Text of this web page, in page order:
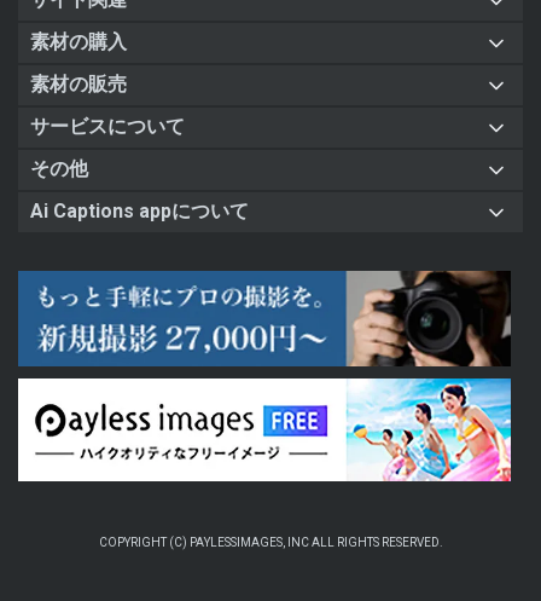
素材の購入
素材の販売
サービスについて
その他
Ai Captions appについて
COPYRIGHT (C) PAYLESSIMAGES, INC ALL RIGHTS RESERVED.